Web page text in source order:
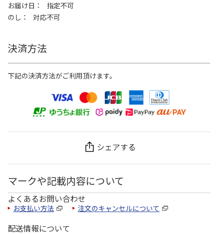
お届け日
指定不可
のし
対応不可
決済方法
下記の決済方法がご利用頂けます。
シェアする
マークや記載内容について
よくあるお問い合わせ
お支払い方法 注文のキャンセルについて
配送情報について